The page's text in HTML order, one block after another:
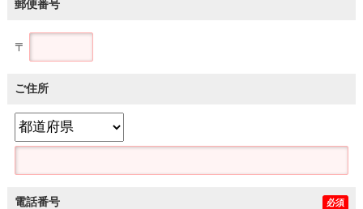
郵便番号
〒
ご住所
電話番号 必須